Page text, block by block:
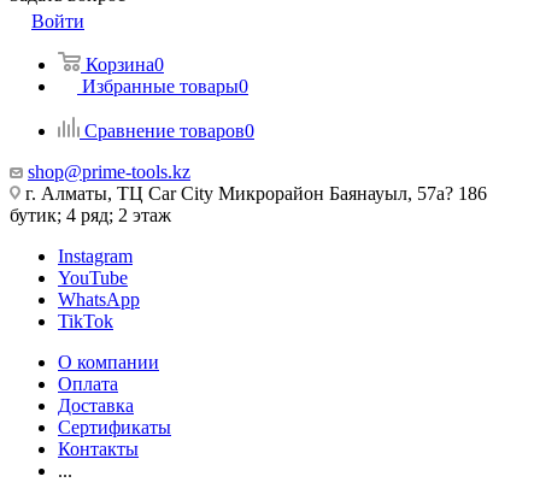
Войти
Корзина0
Избранные товары0
Сравнение товаров0
shop@prime-tools.kz
г. Алматы, ТЦ Car City​ ​Микрорайон Баянауыл, 57а? ​186
бутик; 4 ряд; 2 этаж
Instagram
YouTube
WhatsApp
TikTok
О компании
Оплата
Доставка
Сертификаты
Контакты
...